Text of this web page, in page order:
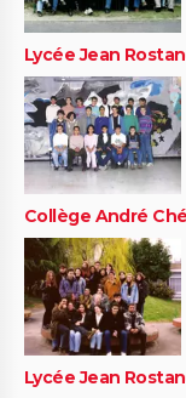
Lycée Jean
Collège André
Lycée Jean